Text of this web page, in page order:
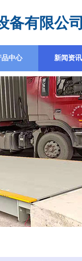
备有限公
品中心 新闻资讯